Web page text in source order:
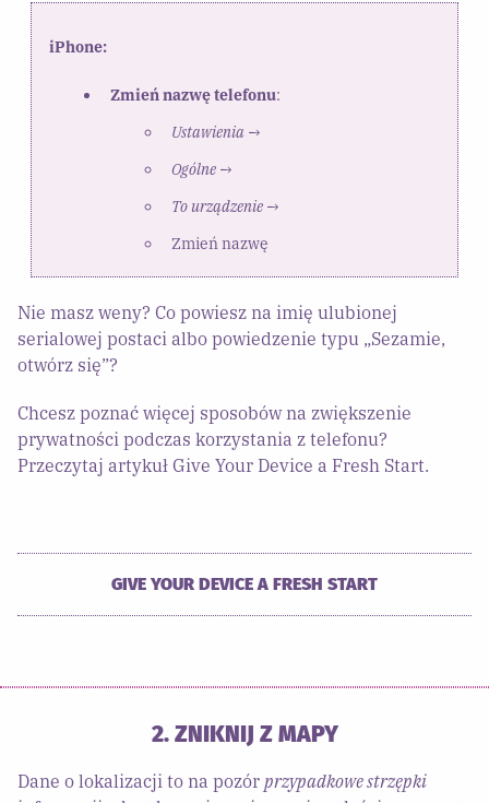
iPhone:
Zmień nazwę telefonu:
Ustawienia→
Ogólne→
To urządzenie→
Zmień nazwę
Nie masz weny? Co powiesz na imię ulubionej
serialowej postaci albo powiedzenie typu „Sezamie,
otwórz się”?
Chcesz poznać więcej sposobów na zwiększenie
prywatności podczas korzystania z telefonu?
Przeczytaj artykuł Give Your Device a Fresh Start.
GIVE YOUR DEVICE A FRESH START
2. ZNIKNIJ Z MAPY
Dane o lokalizacji to na pozór przypadkowe strzępki